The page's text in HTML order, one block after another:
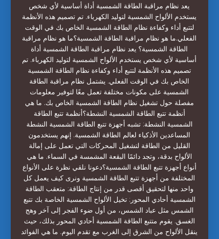
يعد نظام مراقبة الطاقة الشمسية أداة أساسية لأي شخص
يستخدم الألواح الشمسية لتوليد الكهرباء. تم تصميم هذه الأنظمة
لتتبع أداء وكفاءة نظام الطاقة الشمسية الخاص بك في الوقت
الفعلي.ما هو نظام مراقبة الطاقة الشمسية؟ما هو نظام مراقبة
الطاقة الشمسية؟ يعد نظام مراقبة الطاقة الشمسية أداة
أساسية لأي شخص يستخدم الألواح الشمسية لتوليد الكهرباء. تم
تصميم هذه الأنظمة لتتبع أداء وكفاءة نظام الطاقة الشمسية
الخاص بك في الوقت الفعلي. يشتمل نظام مراقبة الطاقة
الشمسية على مكونات مختلفة تعمل معًا لتوفير معلومات
مفصلة حول تشغيل نظام الطاقة الشمسية الخاص بك. ما هي
أنظمة تتبع الطاقة الشمسية النشطة؟أنظمة تتبع الطاقة
الشمسية النشطة: تشبه أجهزة تتبع الطاقة الشمسية النشطة
المساعدين الأذكياء لعالم الطاقة الشمسية. إنهم يستخدمون
القليل من الطاقة لتشغيل المحركات التي تعمل على إمالة
الألواح بدقة، وتجد دائمًا البقعة المشمسة في السماء. ما هي
أنواع أجهزة تتبع الطاقة الشمسية؟دعونا نلقي نظرة على الأنواع
المختلفة من أجهزة تتبع الطاقة الشمسية ونرى كيف يعمل كل
واحد منها لتحقيق أقصى قدر من إنتاج الطاقة: متعقب الطاقة
الشمسية أحادي المحور: تخيل الألواح الشمسية الخاصة بك تتبع
الشمس مثل عباد الشمس، من أول ضوء الفجر إلى آخر وهج
الغسق. يقوم متتبع الطاقة الشمسية أحادي المحور بذلك، حيث
ينقل الألواح من الشرق إلى الغرب مع تقدم اليوم. ما هي الفوائد